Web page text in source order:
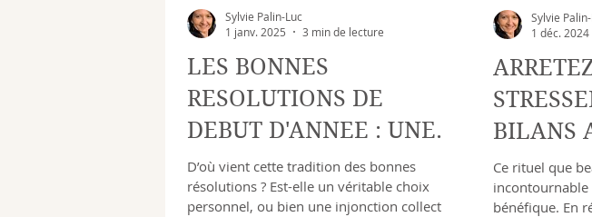
LES BONNES
RESOLUTIONS DE
DEBUT D'ANNEE : UNE
INJONCTION
COLLECTIVE
D’où vient cette tradition des bonnes
résolutions ? Est-elle un véritable choix
personnel, ou bien une injonction collective
Sylvie Palin-Luc
1 janv. 2025
3 min de lecture
BILANS
VOICI
PLUS
Ce rituel que
incontournable
bénéfique. En
Sylvie
1 déc. 2024